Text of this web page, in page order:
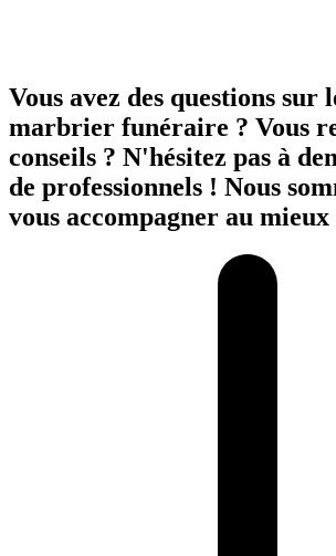
Vous avez des questions sur
marbrier funéraire ? Vous
conseils ? N'hésitez pas à
de professionnels ! Nous
vous accompagner au mieux